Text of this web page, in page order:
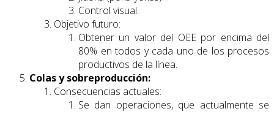
Control visual.
Objetivo futuro:
Obtener un valor del OEE por encima del
80% en todos y cada uno de los procesos
productivos de la línea.
Colas y sobreproducción:
Consecuencias actuales:
Se dan operaciones, que actualmente se